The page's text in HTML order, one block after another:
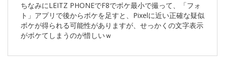
ちなみにLEITZ PHONEでF8でボケ最小で撮って、「フォ
ト」アプリで後からボケを足すと、Pixelに近い正確な疑似
ボケが得られる可能性がありますが、せっかくの文字表示
がボケてしまうのが惜しいｗ